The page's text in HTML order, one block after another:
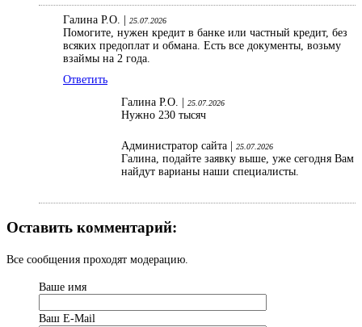
Галина Р.О. | 25.07.2026
Помогите, нужен кредит в банке или частный кредит, без
всяких предоплат и обмана. Есть все документы, возьму
взаймы на 2 года.
Ответить
Галина Р.О. |
25.07.2026
Нужно 230 тысяч
Администратор сайта | 25.07.2026
Галина, подайте заявку выше, уже сегодня Вам
найдут варианы наши специалисты.
Оставить комментарий:
Все сообщения проходят модерацию.
Ваше имя
Ваш Е-Mail